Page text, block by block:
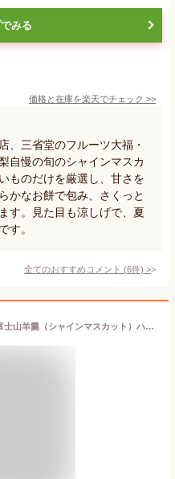
みる
価格と在庫を楽天でチェック >>
、三省堂のフルーツ大福・
自慢の旬のシャインマスカ
ものだけを厳選し、甘さを
かなお餅で包み、さくっと
す。見た目も涼しげで、夏
す。
全てのおすすめコメント (6件) >
限定商品!!富士山が浮き出る【富士山羊羹（シャインマスカット）ハーフサイズ】和菓子/抹茶スイーツ/和スイーツ/スイーツ/羊羹ようかん/シャインマスカット/銘菓/お土産/山梨/山梨県/お取り寄せ/食べきりサイズ/おもてなし/敬老のお祝い/七五三/お礼